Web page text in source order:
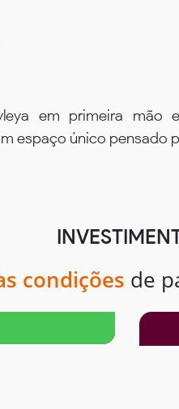
em primeira mão
espaço único pensado
condições de